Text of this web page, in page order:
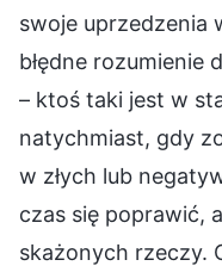
swoje uprzedzenia
błędne rozumienie
– ktoś taki jest w
natychmiast, gdy
w złych lub
czas się poprawić,
skażonych rzeczy.